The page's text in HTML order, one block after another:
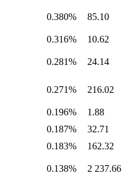
0.380% 85.10
0.316% 10.62
0.281% 24.14
0.271% 216.02
0.196% 1.88
0.187% 32.71
0.183% 162.32
0.138% 2 237.66